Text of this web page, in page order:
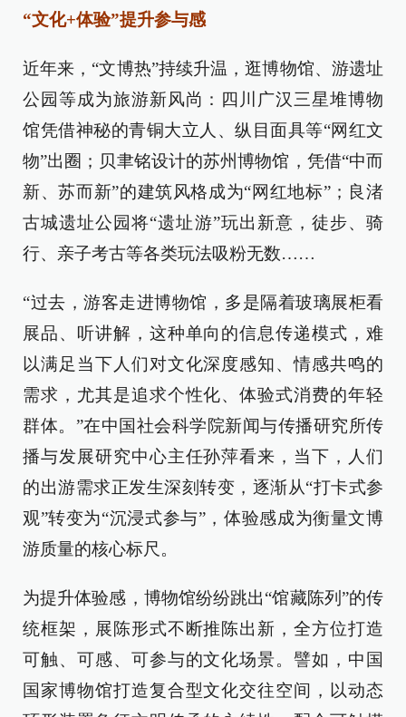
“文化+体验”提升参与感
近年来，“文博热”持续升温，逛博物馆、游遗址
公园等成为旅游新风尚：四川广汉三星堆博物
馆凭借神秘的青铜大立人、纵目面具等“网红文
物”出圈；贝聿铭设计的苏州博物馆，凭借“中而
新、苏而新”的建筑风格成为“网红地标”；良渚
古城遗址公园将“遗址游”玩出新意，徒步、骑
行、亲子考古等各类玩法吸粉无数……
“过去，游客走进博物馆，多是隔着玻璃展柜看
展品、听讲解，这种单向的信息传递模式，难
以满足当下人们对文化深度感知、情感共鸣的
需求，尤其是追求个性化、体验式消费的年轻
群体。”在中国社会科学院新闻与传播研究所传
播与发展研究中心主任孙萍看来，当下，人们
的出游需求正发生深刻转变，逐渐从“打卡式参
观”转变为“沉浸式参与”，体验感成为衡量文博
游质量的核心标尺。
为提升体验感，博物馆纷纷跳出“馆藏陈列”的传
统框架，展陈形式不断推陈出新，全方位打造
可触、可感、可参与的文化场景。譬如，中国
国家博物馆打造复合型文化交往空间，以动态